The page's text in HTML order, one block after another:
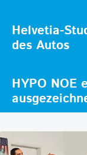
Helvetia-
des Autos
HYPO NOE